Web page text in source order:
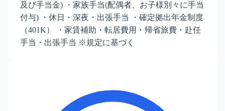
及び手当金) ・家族手当(配偶者、お子様別々に手当
付与) ・休日・深夜・出張手当 ・確定拠出年金制度
（401K） ・家賃補助・転居費用・帰省旅費・赴任
手当・出張手当 ※規定に基づく